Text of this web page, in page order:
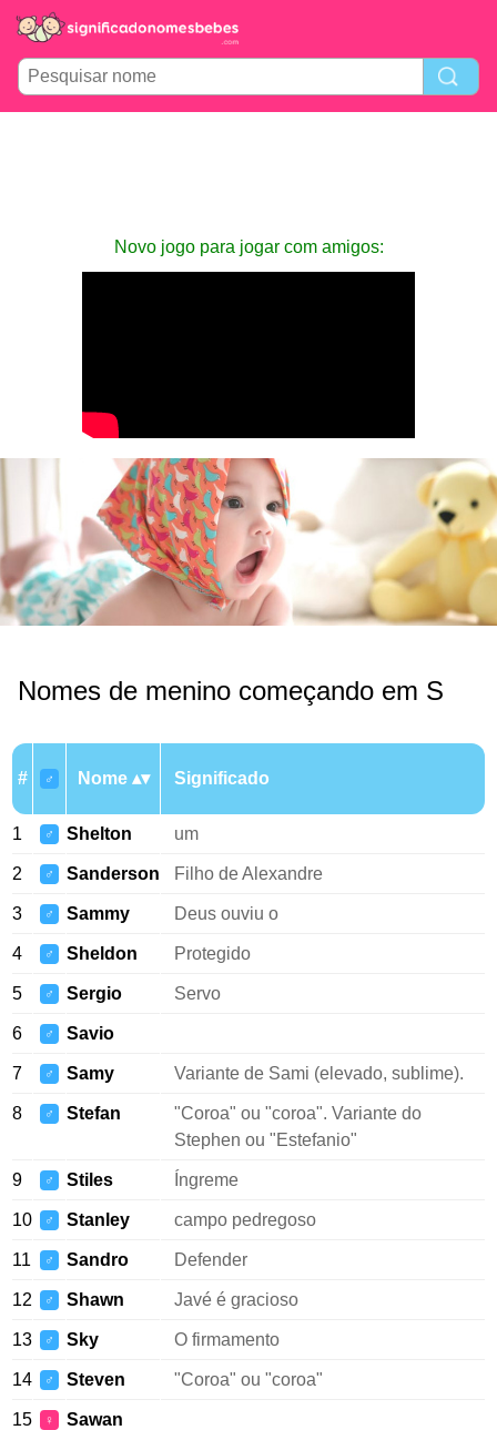
Novo jogo para jogar com amigos:
Nomes de menino começando em S
# ♂ Nome Significado
1 ♂ Shelton um
2 ♂ Sanderson Filho de Alexandre
3 ♂ Sammy Deus ouviu o
4 ♂ Sheldon Protegido
5 ♂ Sergio Servo
6 ♂ Savio
7 ♂ Samy Variante de Sami (elevado, sublime).
8 ♂ Stefan
"Coroa" ou "coroa". Variante do
Stephen ou "Estefanio"
9 ♂ Stiles Íngreme
10 ♂ Stanley campo pedregoso
11 ♂ Sandro Defender
12 ♂ Shawn Javé é gracioso
13 ♂ Sky O firmamento
14 ♂ Steven "Coroa" ou "coroa"
15 ♀ Sawan